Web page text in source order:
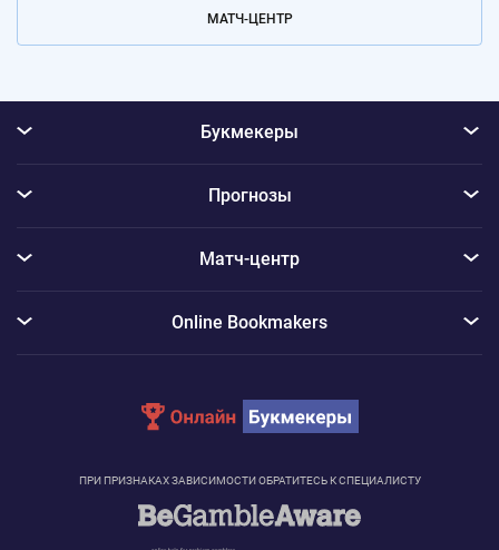
МАТЧ-ЦЕНТР
ПРИ ПРИЗНАКАХ ЗАВИСИМОСТИ ОБРАТИТЕСЬ К СПЕЦИАЛИСТУ
Букмекеры
Прогнозы
Матч-центр
Online Bookmakers